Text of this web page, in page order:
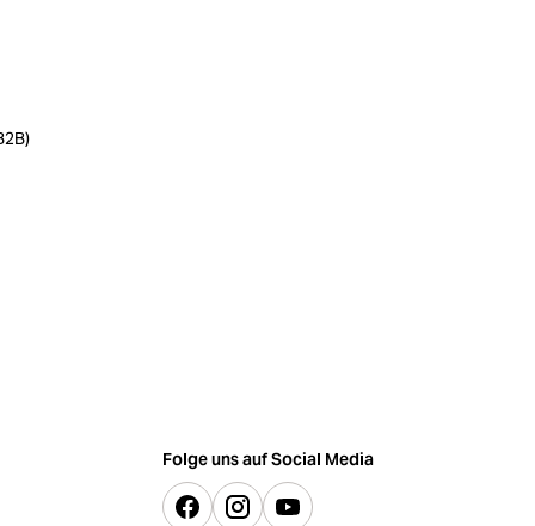
Folge uns auf Social Media